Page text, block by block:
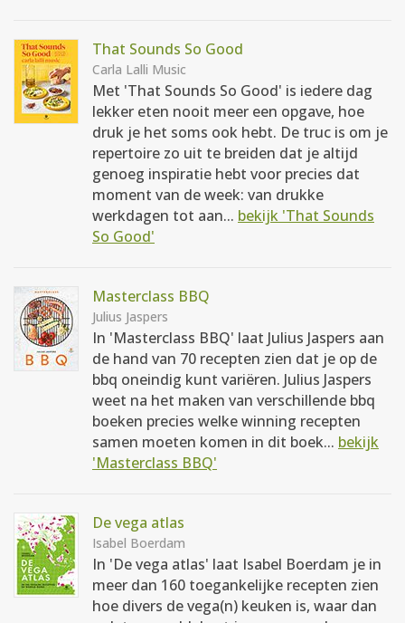
That Sounds So Good
Carla Lalli Music
Met 'That Sounds So Good' is iedere dag
lekker eten nooit meer een opgave, hoe
druk je het soms ook hebt. De truc is om je
repertoire zo uit te breiden dat je altijd
genoeg inspiratie hebt voor precies dat
moment van de week: van drukke
werkdagen tot aan... bekijk 'That Sounds
So Good'
Masterclass BBQ
Julius Jaspers
In 'Masterclass BBQ' laat Julius Jaspers aan
de hand van 70 recepten zien dat je op de
bbq oneindig kunt variëren. Julius Jaspers
weet na het maken van verschillende bbq
boeken precies welke winning recepten
samen moeten komen in dit boek... bekijk
'Masterclass BBQ'
De vega atlas
Isabel Boerdam
In 'De vega atlas' laat Isabel Boerdam je in
meer dan 160 toegankelijke recepten zien
hoe divers de vega(n) keuken is, waar dan